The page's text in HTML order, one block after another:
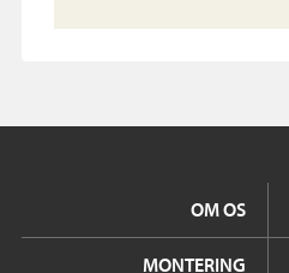
OM OS
MONTERING